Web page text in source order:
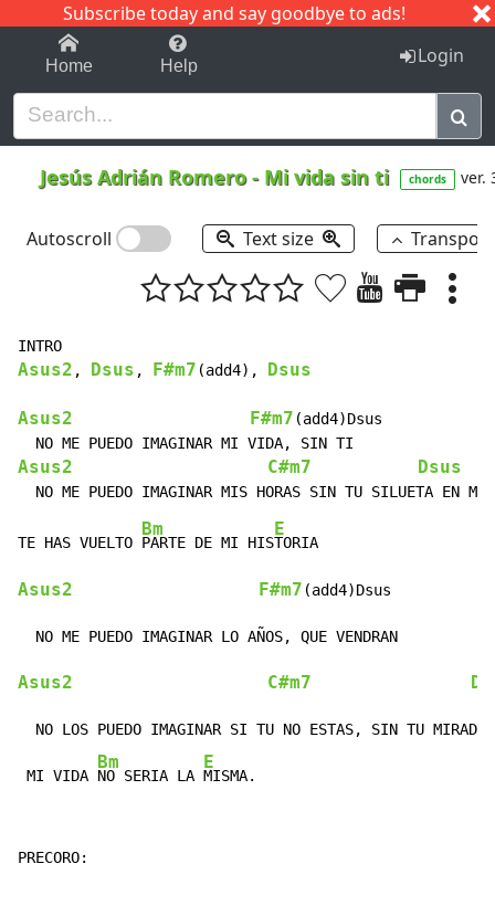
Subscribe today and say goodbye to ads!
1-9 C I J
Home Help Login
Jesús Adrián Romero- Mi vida sin ti chords ver.
Autoscroll Text size
Asus2 , Dsus , F#m7 (add4), Dsus
Asus2 F#m7 (add4)Dsus
Asus2 C#m7 Dsus
TE HAS VUELTO
Bm
PARTE DE MI HIS
E
Asus2 F#m7 (add4)Dsus
Asus2 C#m7
NO LOS PUEDO IMAGINAR SI TU NO ESTAS, SIN TU MIRADA
MI VIDA
Bm
NO SERIA LA
E
MISMA.
PRECORO: